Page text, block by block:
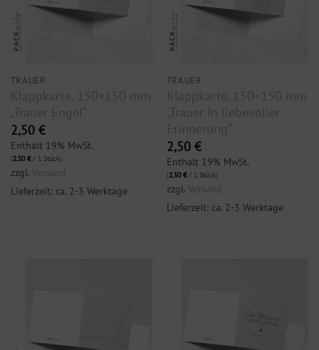
TRAUER
Klappkarte, 150×150 mm
„Trauer Engel“
2,50 €
Enthält 19% MwSt.
(2,50€/ 1 Stück)
zzgl. Versand
Lieferzeit: ca. 2-3 Werktage
TRAUER
Klappkarte, 150×150 mm
„Trauer In liebevoller
Erinnerung“
2,50 €
Enthält 19% MwSt.
(2,50€/ 1 Stück)
zzgl. Versand
Lieferzeit: ca. 2-3 Werktage